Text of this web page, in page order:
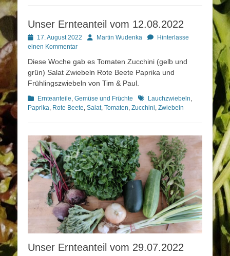
Unser Ernteanteil vom 12.08.2022
Posted
on
17. August 2022 AutorMartin Wudenka
Hinterlasse
einen Kommentar
Diese Woche gab es Tomaten Zucchini (gelb und
grün) Salat Zwiebeln Rote Beete Paprika und
Frühlingszwiebeln von Tim & Paul.
Kategorien
Ernteanteile Gemüse und Früchte Schlagworte
Lauchzwiebeln
Paprika Rote Beete Salat, Tomaten Zucchini Zwiebeln
Unser Ernteanteil vom 29.07.2022